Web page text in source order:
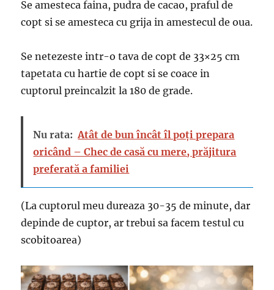
Se amesteca faina, pudra de cacao, praful de
copt si se amesteca cu grija in amestecul de oua.
Se netezeste intr-o tava de copt de 33×25 cm
tapetata cu hartie de copt si se coace in
cuptorul preincalzit la 180 de grade.
Nu rata: Atât de bun încât îl poți prepara
oricând – Chec de casă cu mere, prăjitura
preferată a familiei
(La cuptorul meu dureaza 30-35 de minute, dar
depinde de cuptor, ar trebui sa facem testul cu
scobitoarea)